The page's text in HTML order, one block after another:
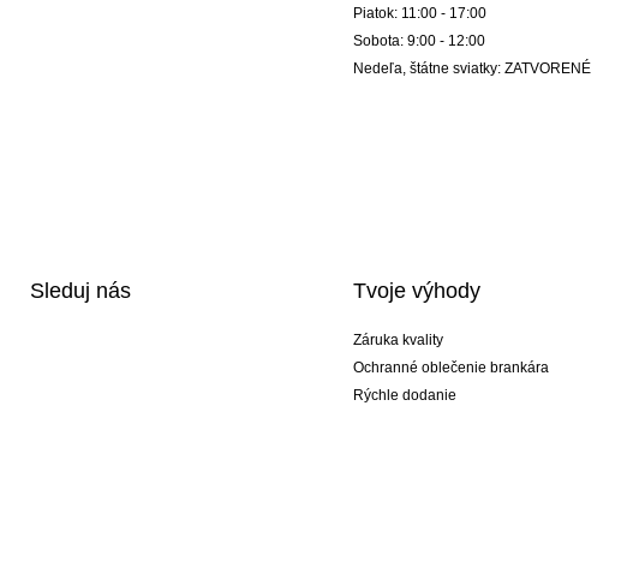
Piatok: 11:00 - 17:00
Sobota: 9:00 - 12:00
Nedeľa, štátne sviatky: ZATVORENÉ
Sleduj nás Tvoje výhody
Záruka kvality
Ochranné oblečenie brankára
Rýchle dodanie